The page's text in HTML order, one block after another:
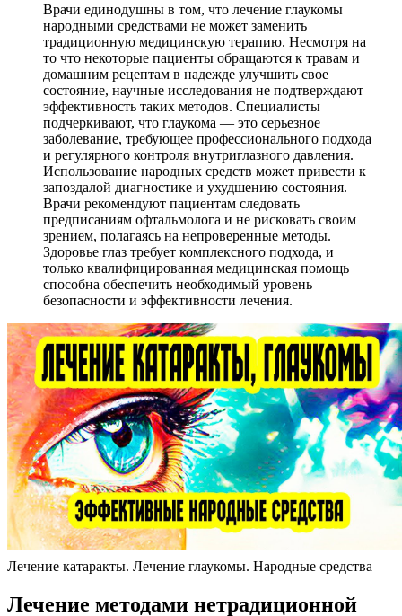
Врачи единодушны в том, что лечение глаукомы
народными средствами не может заменить
традиционную медицинскую терапию. Несмотря на
то что некоторые пациенты обращаются к травам и
домашним рецептам в надежде улучшить свое
состояние, научные исследования не подтверждают
эффективность таких методов. Специалисты
подчеркивают, что глаукома — это серьезное
заболевание, требующее профессионального подхода
и регулярного контроля внутриглазного давления.
Использование народных средств может привести к
запоздалой диагностике и ухудшению состояния.
Врачи рекомендуют пациентам следовать
предписаниям офтальмолога и не рисковать своим
зрением, полагаясь на непроверенные методы.
Здоровье глаз требует комплексного подхода, и
только квалифицированная медицинская помощь
способна обеспечить необходимый уровень
безопасности и эффективности лечения.
Лечение катаракты. Лечение глаукомы. Народные средства
Лечение методами нетрадиционной